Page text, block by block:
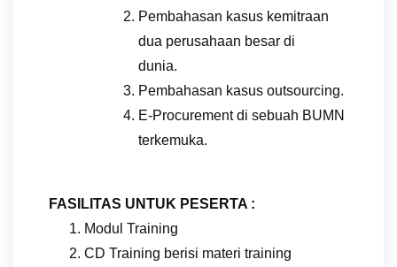
Pembahasan kasus kemitraan
dua perusahaan besar di
dunia.
Pembahasan kasus outsourcing.
E-Procurement di sebuah BUMN
terkemuka.
FASILITAS UNTUK PESERTA :
Modul Training
CD Training berisi materi training